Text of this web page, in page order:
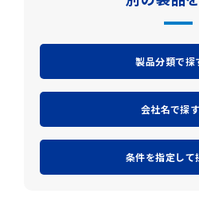
製品分類で探
会社名で探
条件を指定して